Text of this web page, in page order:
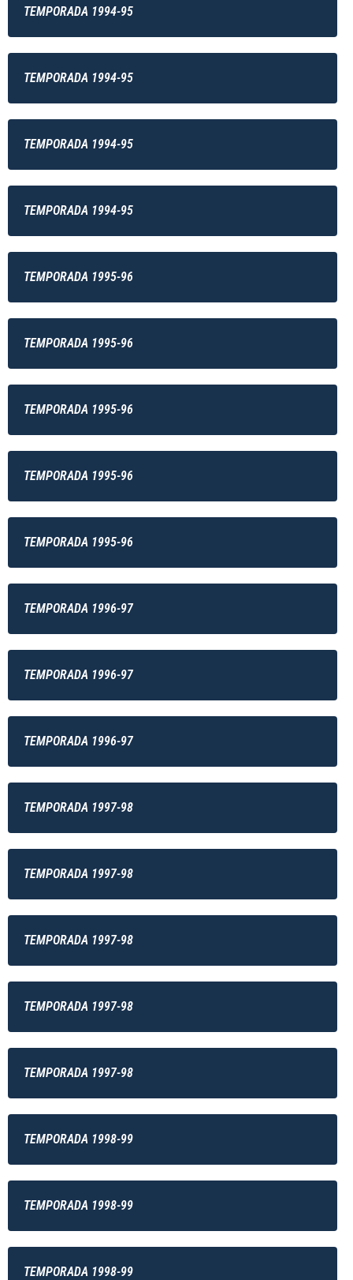
TEMPORADA 1994-95
TEMPORADA 1994-95
TEMPORADA 1994-95
TEMPORADA 1994-95
TEMPORADA 1995-96
TEMPORADA 1995-96
TEMPORADA 1995-96
TEMPORADA 1995-96
TEMPORADA 1995-96
TEMPORADA 1996-97
TEMPORADA 1996-97
TEMPORADA 1996-97
TEMPORADA 1997-98
TEMPORADA 1997-98
TEMPORADA 1997-98
TEMPORADA 1997-98
TEMPORADA 1997-98
TEMPORADA 1998-99
TEMPORADA 1998-99
TEMPORADA 1998-99